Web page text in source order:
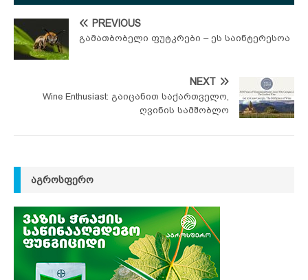
PREVIOUS
გამათბობელი ფუტკრები – ეს საინტერესოა
NEXT
Wine Enthusiast: გაიცანით საქართველო,
ღვინის სამშობლო
ᲐᲒᲠᲝᲡᲤᲔᲠᲝ